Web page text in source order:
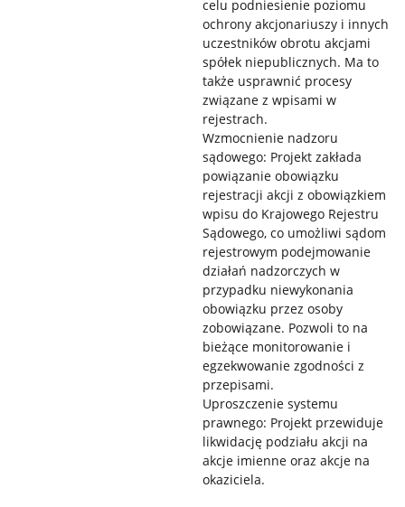
celu podniesienie poziomu
ochrony akcjonariuszy i innych
uczestników obrotu akcjami
spółek niepublicznych. Ma to
także usprawnić procesy
związane z wpisami w
rejestrach.
Wzmocnienie nadzoru
sądowego: Projekt zakłada
powiązanie obowiązku
rejestracji akcji z obowiązkiem
wpisu do Krajowego Rejestru
Sądowego, co umożliwi sądom
rejestrowym podejmowanie
działań nadzorczych w
przypadku niewykonania
obowiązku przez osoby
zobowiązane. Pozwoli to na
bieżące monitorowanie i
egzekwowanie zgodności z
przepisami.
Uproszczenie systemu
prawnego: Projekt przewiduje
likwidację podziału akcji na
akcje imienne oraz akcje na
okaziciela.